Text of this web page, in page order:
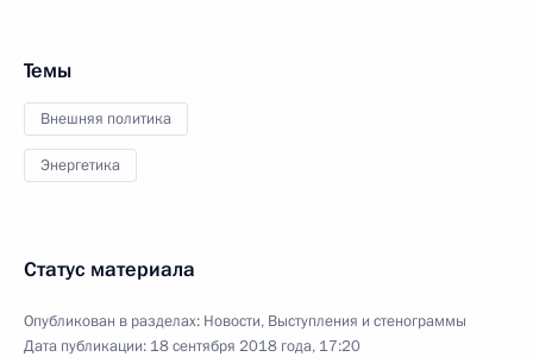
Темы
Внешняя политика
Энергетика
Статус материала
Опубликован в разделах: Новости, Выступления и стенограммы
Дата публикации: 18 сентября 2018 года, 17:20